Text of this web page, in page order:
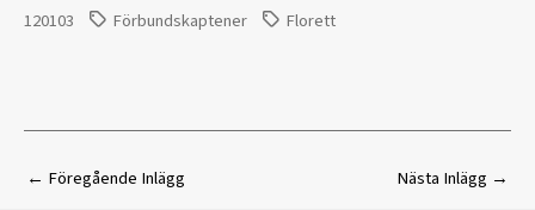
120103 Förbundskaptener Florett
← Föregående Inlägg Nästa Inlägg →